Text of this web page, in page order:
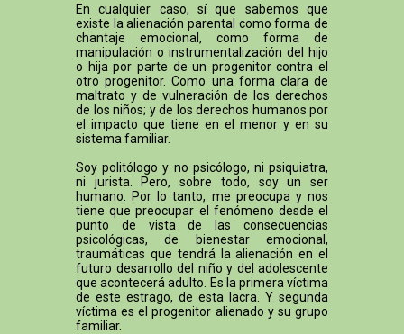
En cualquier caso, sí que sabemos que
existe la alienación parental como forma de
chantaje emocional, como forma de
manipulación o instrumentalización del hijo
o hija por parte de un progenitor contra el
otro progenitor. Como una forma clara de
maltrato y de vulneración de los derechos
de los niños; y de los derechos humanos por
el impacto que tiene en el menor y en su
sistema familiar.
Soy politólogo y no psicólogo, ni psiquiatra,
ni jurista. Pero, sobre todo, soy un ser
humano. Por lo tanto, me preocupa y nos
tiene que preocupar el fenómeno desde el
punto de vista de las consecuencias
psicológicas, de bienestar emocional,
traumáticas que tendrá la alienación en el
futuro desarrollo del niño y del adolescente
que acontecerá adulto. Es la primera víctima
de este estrago, de esta lacra. Y segunda
víctima es el progenitor alienado y su grupo
familiar.